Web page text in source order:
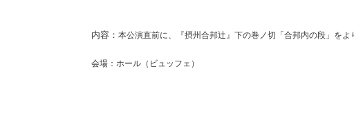
内容： 本公演直前に、 『摂州合邦辻』下の巻ノ切 「合邦内の段」 をよ
会場：ホール（ビュッフェ）